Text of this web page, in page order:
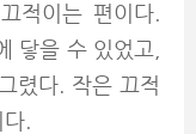
적이는 편이다.
닿을 수 있었고,
렸다. 작은 끄적
.